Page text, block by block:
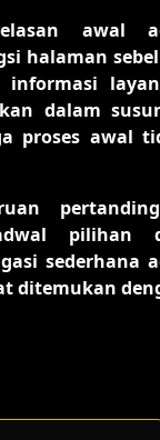
awal
halaman
dalam
proses awal
pilihan
sederhana
ditemukan